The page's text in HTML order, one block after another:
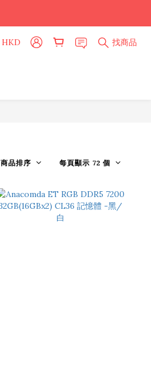
HKD 找商品
商品排序 每頁顯示 72 個